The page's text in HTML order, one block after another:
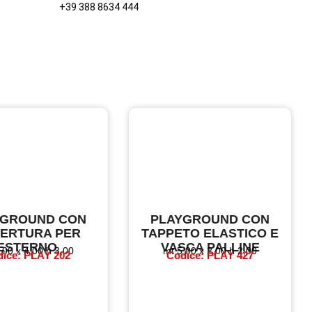
+39 388 8634 444
CON
PER
x 4,00 h 3,00
PLAY 202
PLAYGROUND CON
TAPPETO ELASTICO E
VASCA PALLINE
mt 5,00 x 2,00 h 2,00
Codice: PLAY 427